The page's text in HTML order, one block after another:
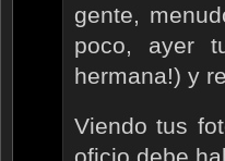
gente,
poco, ayer
hermana!) y
Viendo tus
oficio debe